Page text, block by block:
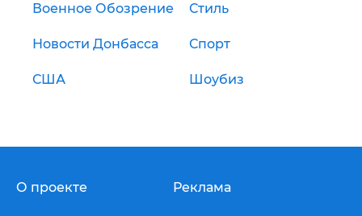
Военное Обозрение Стиль
Новости Донбасса Спорт
США Шоубиз
О проекте Реклама